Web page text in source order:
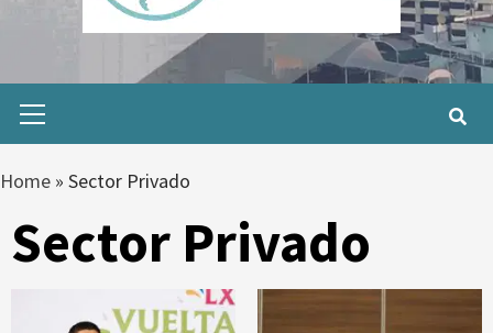
Menu
Home » Sector Privado
Sector Privado